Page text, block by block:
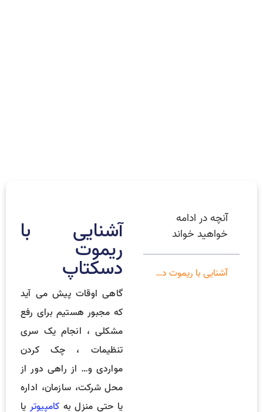
آنچه در ادامه
خواهید خواند
آشنایی با ریموت دسکتاپ
آشنایی با
ریموت
دسکتاپ
گاهی اوقات پیش می آید
که مجبور هستیم برای رفع
مشکلی ، انجام یک سری
تنظیمات ، چک کردن
مواردی و… از راهی دور از
محل شرکت، سازمان، اداره
یا حتی منزل به کامپیوتر یا